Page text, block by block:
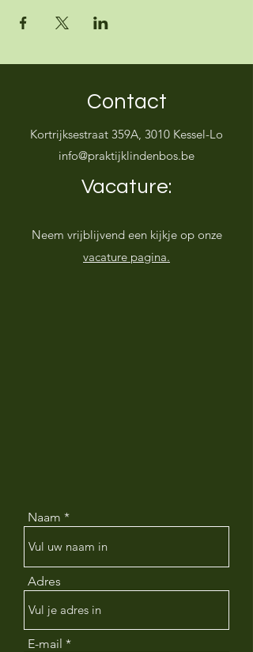
Contact
Kortrijksestraat 359A, 3010 Kessel-Lo
info@praktijklindenbos.be
Vacature:
Neem vrijblijvend een kijkje op onze
vacature pagina.
Naam
Adres
E-mail